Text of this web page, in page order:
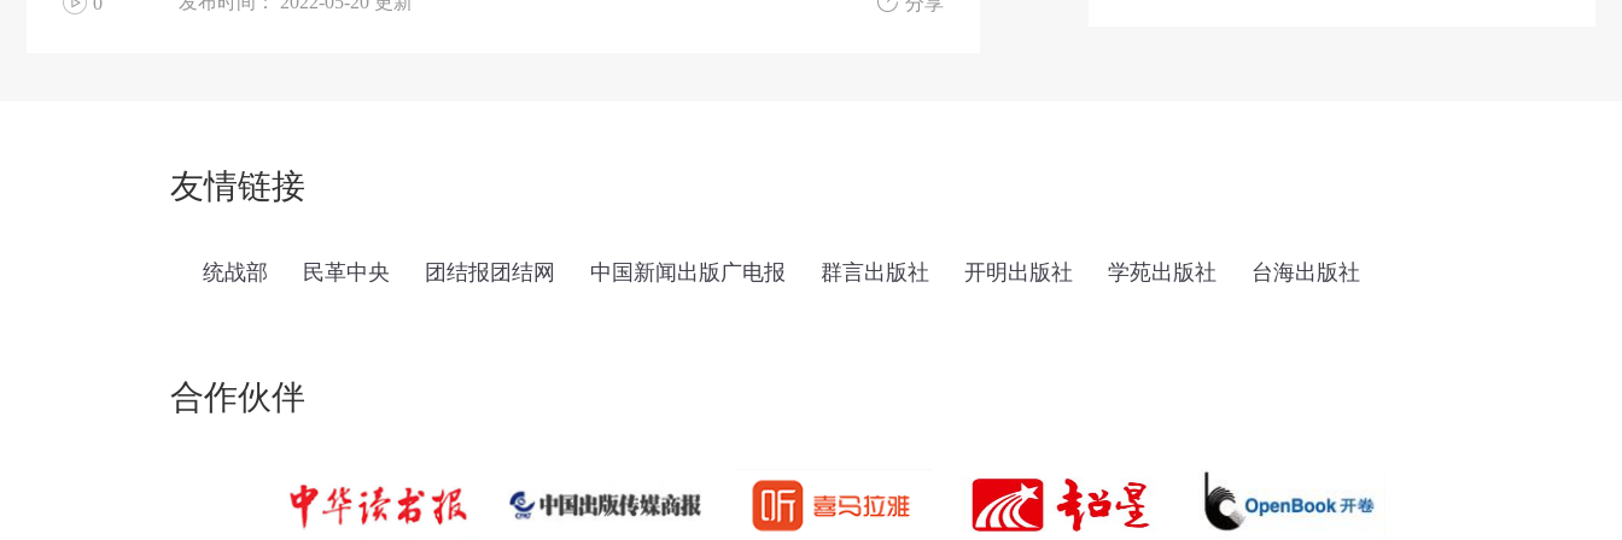
友情链接
统战部 民革中央 团结报团结网 中国新闻出版广电报 群言出版社 开明出版社 学苑出版社 台海出版社
合作伙伴